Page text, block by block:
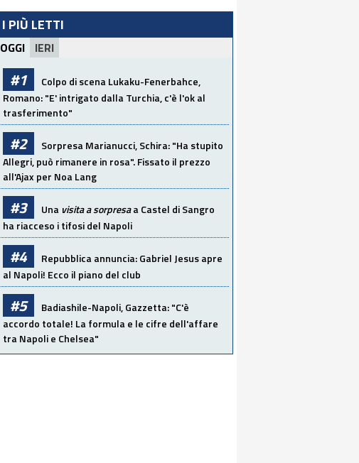
I PIÙ LETTI
OGGI IERI
#1
Colpo di scena Lukaku-Fenerbahce,
Romano: "E' intrigato dalla Turchia, c'è l'ok al
trasferimento"
#2
Sorpresa Marianucci, Schira: "Ha stupito
Allegri, può rimanere in rosa". Fissato il prezzo
all'Ajax per Noa Lang
#3 Una visita a sorpresaa Castel di Sangro
ha riacceso i tifosi del Napoli
#4
Repubblica annuncia: Gabriel Jesus apre
al Napoli! Ecco il piano del club
#5
Badiashile-Napoli, Gazzetta: "C'è
accordo totale! La formula e le cifre dell'affare
tra Napoli e Chelsea"